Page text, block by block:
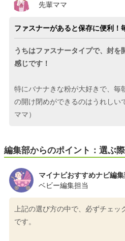
先輩ママ
ファスナーがあると保存に便利！
うちはファスナータイプで、封を
感じです！
特にバナナきな粉が大好きで、毎
の開け閉めができるのはうれしい
ママ）
編集部からのポイント：選ぶ
マイナビおすすめナビ編
ベビー編集担当
上記の選び方の中で、必ずチェッ
です。